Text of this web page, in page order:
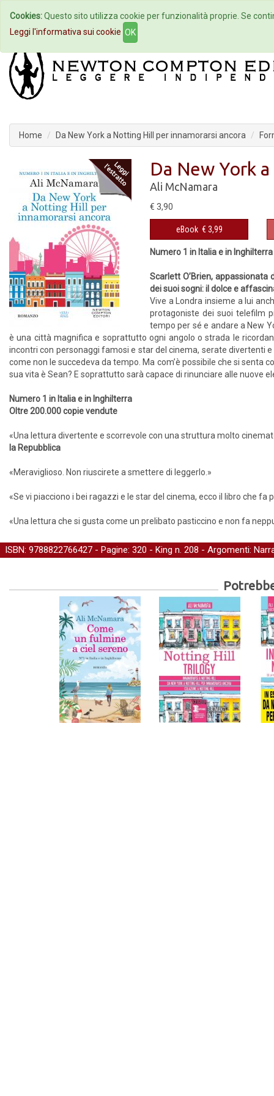
Home Autori Eventi
Home Da New York a Notting Hill per innamorarsi ancora
Da New York
Ali McNamara
€ 3,90
eBook € 3,99
Numero 1 in Italia e in Inghilterra
Scarlett O’Brien,
dei suoi sogni: il dolce e
Vive a Londra insieme a lui
protagoniste dei suoi telefilm
tempo per sé e andare a New
è una città magnifica e soprattutto ogni angolo o strada le
incontri con personaggi famosi e star del cinema, serate divertenti
come non le succedeva da tempo. Ma com’è possibile che si senta
sua vita è Sean? E soprattutto sarà capace di rinunciare alle nuove
Numero 1 in Italia e in Inghilterra
Oltre 200.000 copie vendute
«Una lettura divertente e scorrevole con una struttura molto
la Repubblica
«Meraviglioso. Non riuscirete a smettere di leggerlo.»
«Se vi piacciono i bei ragazzi e le star del cinema, ecco il libro che fa
«Una lettura che si gusta come un prelibato pasticcino e non fa
ISBN: 9788822766427 - Pagine: 320 - King n. 208 - Argomenti:
Cookies:Questo sito utilizza cookie per funzionalità proprie. Se
Leggi l'informativa sui cookie OK